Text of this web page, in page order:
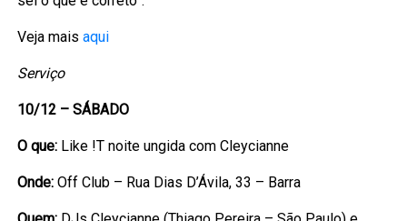
Veja maisaqui
Serviço
10/12 – SÁBADO
O que: Like !T noite ungida com Cleycianne
Onde: Off Club – Rua Dias D’Ávila, 33 – Barra